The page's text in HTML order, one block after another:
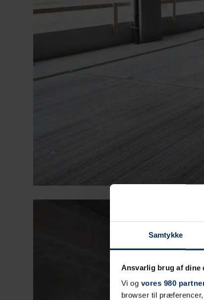
Samtykke
Ansvarlig brug af dine
Vi og vores 980
browser til